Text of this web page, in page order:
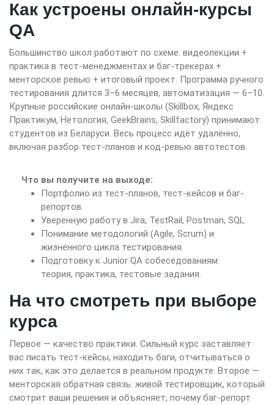
Как устроены онлайн-курсы
QA
Большинство школ работают по схеме: видеолекции +
практика в тест-менеджментах и баг-трекерах +
менторское ревью + итоговый проект. Программа ручного
тестирования длится 3–6 месяцев, автоматизация — 6–10.
Крупные российские онлайн-школы (Skillbox, Яндекс
Практикум, Нетология, GeekBrains, Skillfactory) принимают
студентов из Беларуси. Весь процесс идёт удалённо,
включая разбор тест-планов и код-ревью автотестов.
Что вы получите на выходе:
Портфолио из тест-планов, тест-кейсов и баг-
репортов.
Уверенную работу в Jira, TestRail, Postman, SQL.
Понимание методологий (Agile, Scrum) и
жизненного цикла тестирования.
Подготовку к Junior QA собеседованиям:
теория, практика, тестовые задания.
На что смотреть при выборе
курса
Первое — качество практики. Сильный курс заставляет
вас писать тест-кейсы, находить баги, отчитываться о
них так, как это делается в реальном продукте. Второе —
менторская обратная связь: живой тестировщик, который
смотрит ваши решения и объясняет, почему баг-репорт